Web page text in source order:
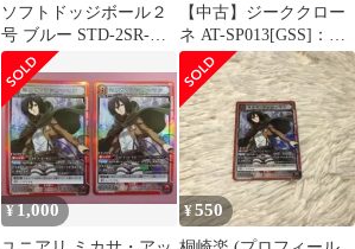
ソフトドッジボール２
号 ブルー STD-2SR-
BL【ミカサ】
【中古】ジーククロー
ネ AT-SP013[GSS]：刹
那の斬撃 ミカサ(石川
由依金箔押しサイン入
り)
¥1,000 ¥550